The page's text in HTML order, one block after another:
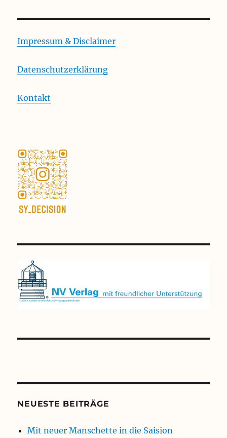
Impressum & Disclaimer
Datenschutzerklärung
Kontakt
NEUESTE BEITRÄGE
Mit neuer Manschette in die Saision